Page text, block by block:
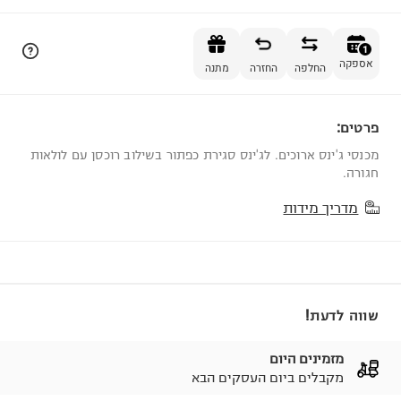
1
אספקה החלפה החזרה מתנה
פרטים:
מכנסי ג'ינס ארוכים. לג'ינס סגירת כפתור בשילוב רוכסן עם לולאות
חגורה.
מדריך מידות
שווה לדעת!
מזמינים היום
מקבלים ביום העסקים הבא